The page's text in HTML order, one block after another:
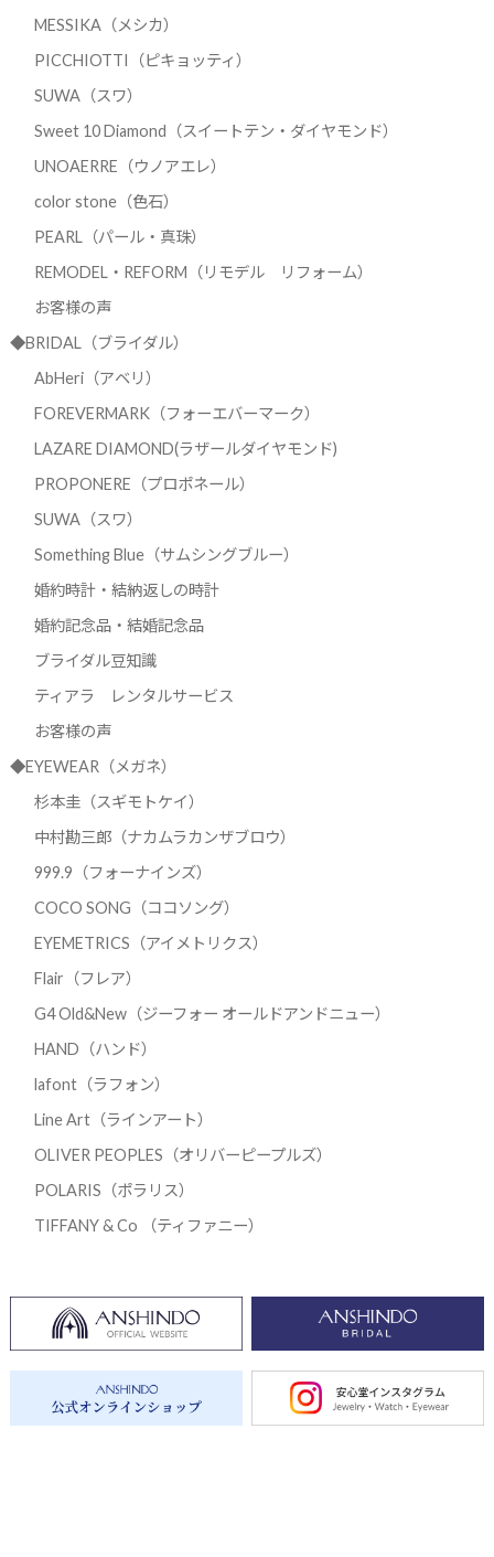
MESSIKA（メシカ）
PICCHIOTTI（ピキョッティ）
SUWA（スワ）
Sweet 10 Diamond（スイートテン・ダイヤモンド）
UNOAERRE（ウノアエレ）
color stone（色石）
PEARL（パール・真珠）
REMODEL・REFORM（リモデル リフォーム）
お客様の声
◆BRIDAL（ブライダル）
AbHeri（アベリ）
FOREVERMARK（フォーエバーマーク）
LAZARE DIAMOND(ラザールダイヤモンド)
PROPONERE（プロポネール）
SUWA（スワ）
Something Blue（サムシングブルー）
婚約時計・結納返しの時計
婚約記念品・結婚記念品
ブライダル豆知識
ティアラ レンタルサービス
お客様の声
◆EYEWEAR（メガネ）
杉本圭（スギモトケイ）
中村勘三郎（ナカムラカンザブロウ）
999.9（フォーナインズ）
COCO SONG（ココソング）
EYEMETRICS（アイメトリクス）
Flair（フレア）
G4 Old&New（ジーフォー オールドアンドニュー）
HAND（ハンド）
lafont（ラフォン）
Line Art（ラインアート）
OLIVER PEOPLES（オリバーピープルズ）
POLARIS（ポラリス）
TIFFANY & Co （ティファニー）